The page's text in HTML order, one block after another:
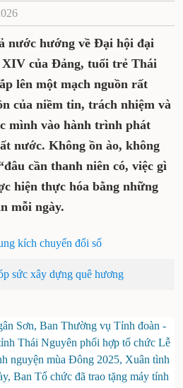
nước hướng về Đại hội đại
của Đảng, tuổi trẻ Thái
lên một mạch nguồn rất
của niềm tin, trách nhiệm và
mình vào hành trình phát
nước. Không ồn ào, không
cần thanh niên có, việc gì
hiện thực hóa bằng những
mỗi ngày.
kích chuyển đổi số
sức xây dựng quê hương
Sơn, Ban Thường vụ Tỉnh đoàn -
Thái Nguyên phối hợp tổ chức Lễ
nguyện mùa Đông 2025, Xuân tình
Ban Tổ chức đã trao tặng máy tính